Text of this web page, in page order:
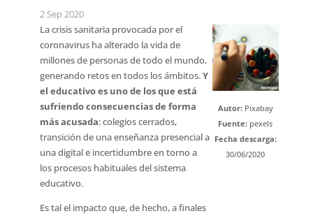
2 Sep 2020
La crisis sanitaria provocada por el
coronavirus ha alterado la vida de
millones de personas de todo el mundo,
generando retos en todos los ámbitos.Y
el educativo es uno de los que está
sufriendo consecuencias de forma
más acusada: colegios cerrados,
transición de una enseñanza presencial a
una digital e incertidumbre en torno a
los procesos habituales del sistema
educativo.
Es tal el impacto que, de hecho, a finales
Autor:Pixabay
Fuente: pexels
Fecha descarga:
30/06/2020